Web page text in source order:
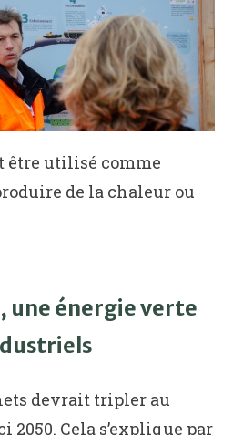
être utilisé comme
de la chaleur ou
une énergie verte
devrait tripler au
2050. Cela s’explique par